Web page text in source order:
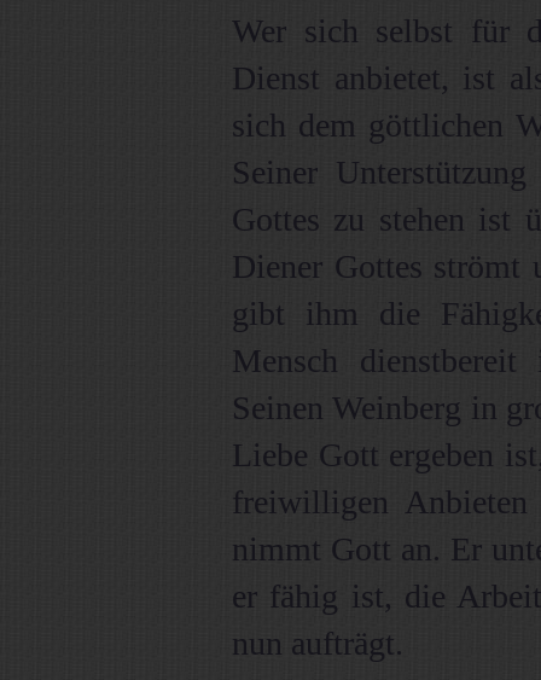
Wer sich selbst für
Dienst anbietet, ist
sich dem göttlichen
Seiner
Gottes zu stehen ist
Diener Gottes strömt
gibt ihm die
Mensch
Seinen Weinberg in
Liebe Gott ergeben
freiwilligen
nimmt Gott an. Er
er fähig ist, die
nun aufträgt.